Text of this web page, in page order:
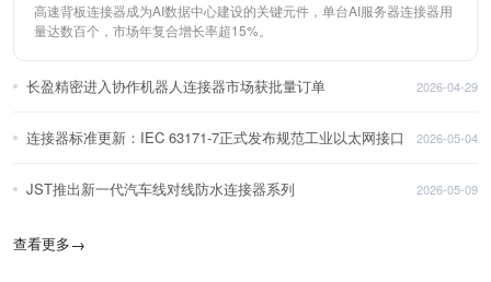
高速背板连接器成为AI数据中心建设的关键元件，单台AI服务器连接器用
量达数百个，市场年复合增长率超15%。
长盈精密进入协作机器人连接器市场获批量订单 2026-04-29
连接器标准更新：IEC 63171-7正式发布规范工业以太网接口 2026-05-04
JST推出新一代汽车线对线防水连接器系列 2026-05-09
查看更多→